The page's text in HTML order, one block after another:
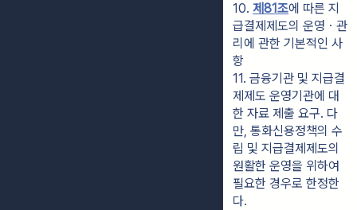
10. 제81조에 따른 지
급결제제도의 운영ㆍ관
리에 관한 기본적인 사
항
11. 금융기관 및 지급결
제제도 운영기관에 대
한 자료 제출 요구. 다
만, 통화신용정책의 수
립 및 지급결제제도의
원활한 운영을 위하여
필요한 경우로 한정한
다.